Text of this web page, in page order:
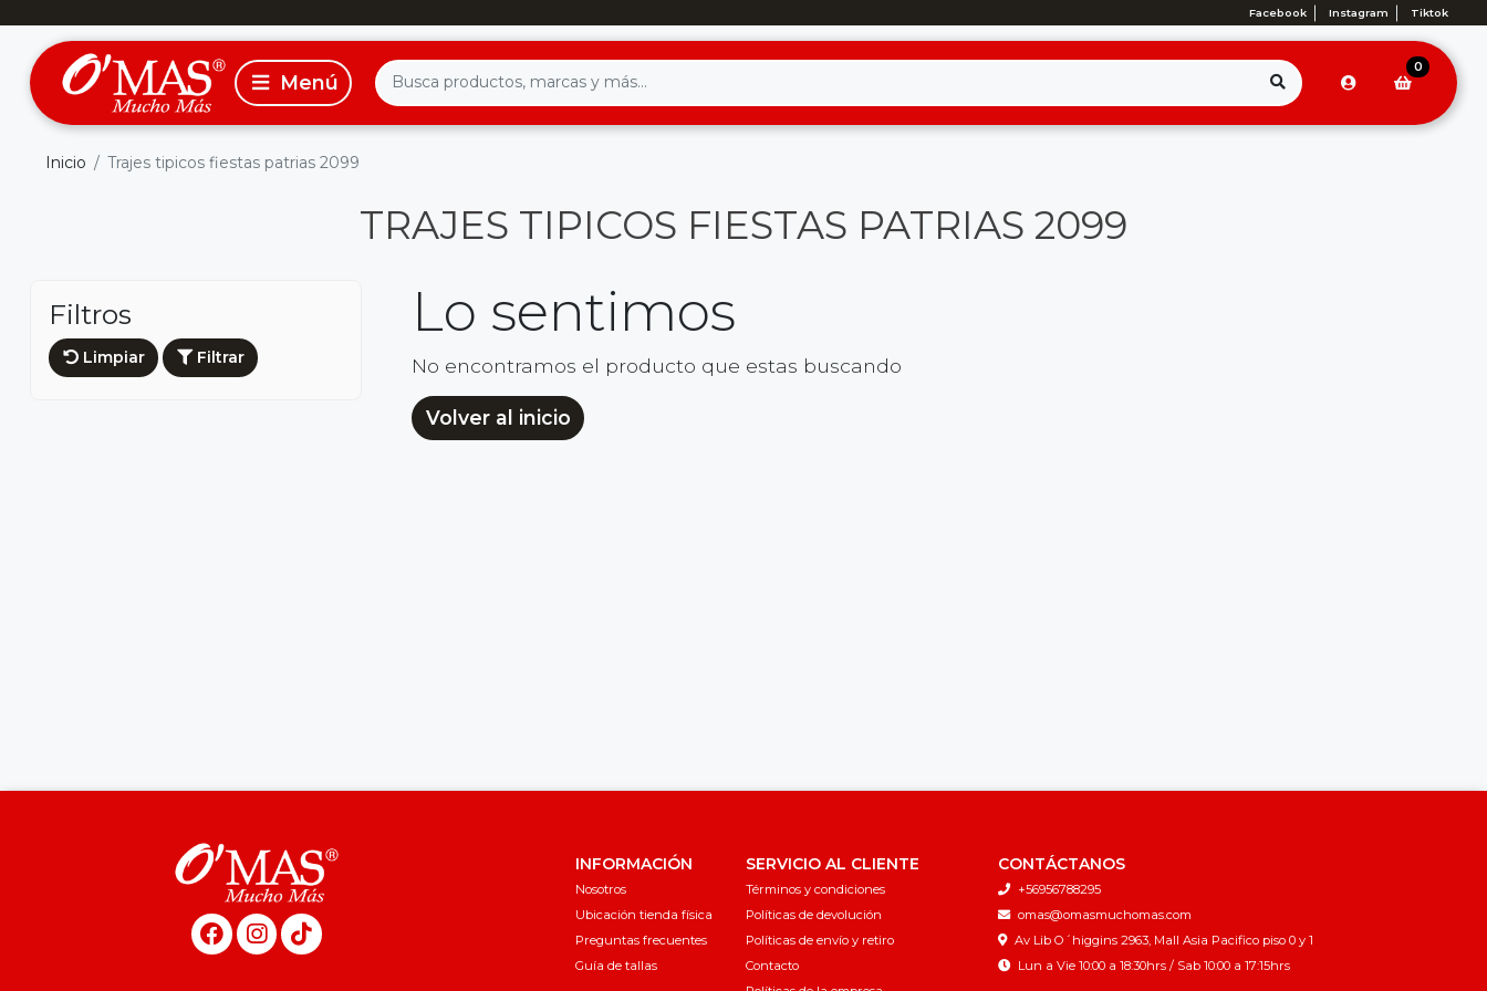
Facebook Instagram Tiktok
0
Inicio Trajes tipicos fiestas patrias 2099
TRAJES TIPICOS FIESTAS PATRIAS 2099
Filtros
Limpiar Filtrar
Lo sentimos
No encontramos el producto que estas buscando
Volver al inicio
INFORMACIÓN
Nosotros
Ubicación tienda física
Preguntas frecuentes
Guía de tallas
SERVICIO AL CLIENTE
Términos y condiciones
Políticas de devolución
Políticas de envío y retiro
Contacto
CONTÁCTANOS
+56956788295
omas@omasmuchomas.com
Av Lib O´higgins 2963, Mall Asia Pacifico piso 0 y 1
Lun a Vie 10:00 a 18:30hrs / Sab 10:00 a 17:15hrs